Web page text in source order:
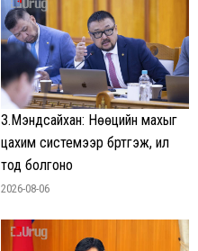
З.Мэндсайхан: Нөөцийн махыг
цахим системээр бүртгэж, ил
тод болгоно
2026-08-06